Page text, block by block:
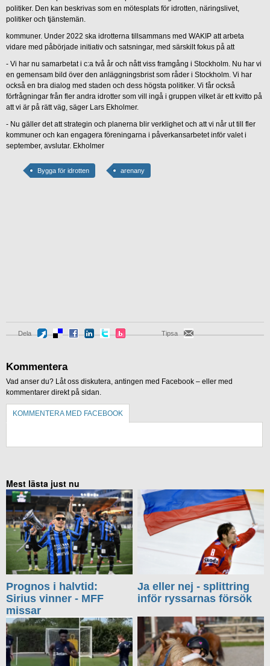
politiker. Den kan beskrivas som en mötesplats för idrotten, näringslivet,
politiker och tjänstemän.
kommuner. Under 2022 ska idrotterna tillsammans med WAKIP att arbeta
vidare med påbörjade initiativ och satsningar, med särskilt fokus på att
- Vi har nu samarbetat i c:a två år och nått viss framgång i Stockholm. Nu har vi
en gemensam bild över den anläggningsbrist som råder i Stockholm. Vi har
också en bra dialog med staden och dess högsta politiker. Vi får också
förfrågningar från fler andra idrotter som vill ingå i gruppen vilket är ett kvitto på
att vi är på rätt väg, säger Lars Ekholmer.
- Nu gäller det att strategin och planerna blir verklighet och att vi når ut till fler
kommuner och kan engagera föreningarna i påverkansarbetet inför valet i
september, avslutar. Ekholmer
Bygga för idrotten arenany
Dela Tipsa
Kommentera
Vad anser du? Låt oss diskutera, antingen med Facebook – eller med
kommentarer direkt på sidan.
KOMMENTERA MED FACEBOOK
Mest lästa just nu
Prognos i halvtid:
Sirius vinner - MFF
missar
Ja eller nej - splittring
inför ryssarnas försök